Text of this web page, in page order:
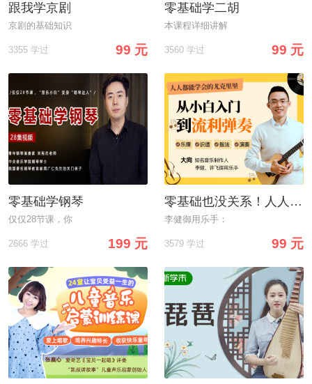
跟我学京剧
京剧的基础知识
3355 学过 99 元
零基础学二胡
本课程详细讲解
3560 学过 99 元
零基础学钢琴
仅仅28节课，你
2666 学过 199 元
零基础也没关系！人人能学会尤克里里，不走弯路，从小白到流利弹奏
李健御用乐手：
3579 学过 99 元